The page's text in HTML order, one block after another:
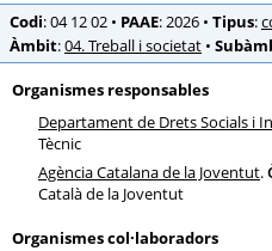
Codi: 04 12 02 • PAAE: 2026 • Tipus:
Àmbit:04. Treball i societat •
Organismes responsables
Departament de Drets Socials i
Tècnic
Agència Catalana de la Joventut.
Català de la Joventut
Organismes col·laboradors